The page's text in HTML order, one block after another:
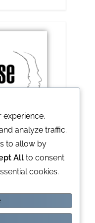
analyze traffic.
to allow by
All to consent
cookies.